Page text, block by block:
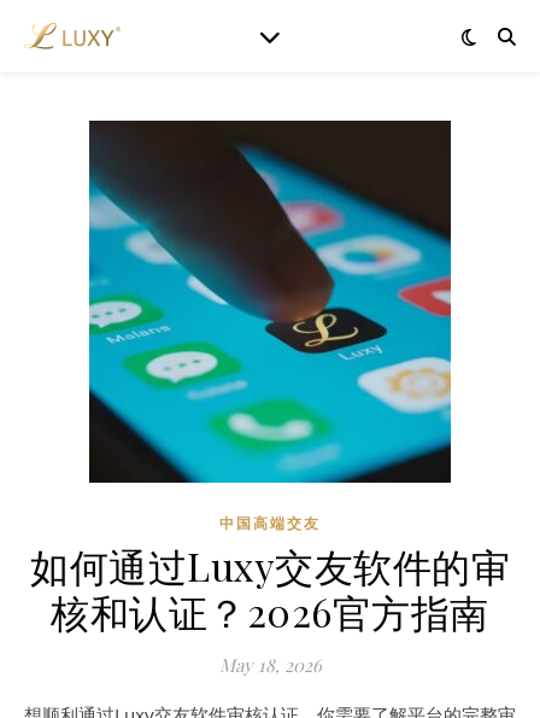
中国高端交友
如何通过Luxy交友软件的审
核和认证？2026官方指南
May 18, 2026